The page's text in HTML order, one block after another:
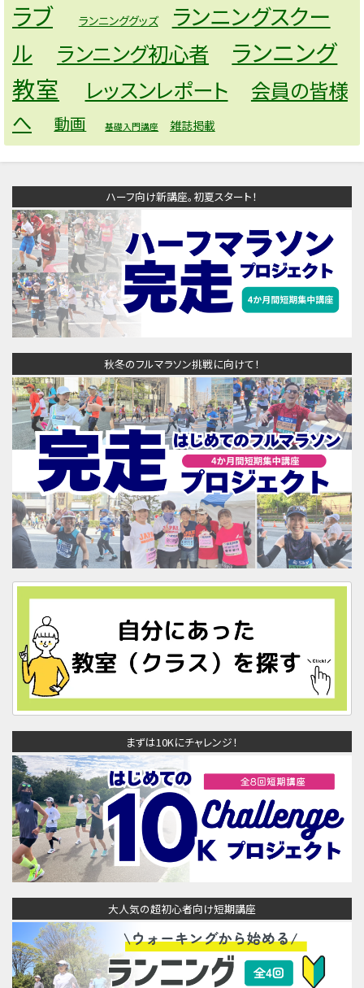
ラブ ランニンググッズ
ランニングスクー
ル
ランニング初心者
ランニング
教室
レッスンレポート
会員の皆様
へ
動画 基礎入門講座 雑誌掲載
ハーフ向け新講座。初夏スタート！
秋冬のフルマラソン挑戦に向けて！
まずは10Kにチャレンジ！
大人気の超初心者向け短期講座